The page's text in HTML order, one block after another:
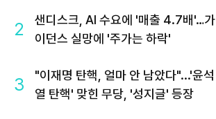
2
샌디스크, AI 수요에 '매출 4.7배'…가
이던스 실망에 '주가는 하락'
3
"이재명 탄핵, 얼마 안 남았다"...'윤석
열 탄핵' 맞힌 무당, '성지글' 등장